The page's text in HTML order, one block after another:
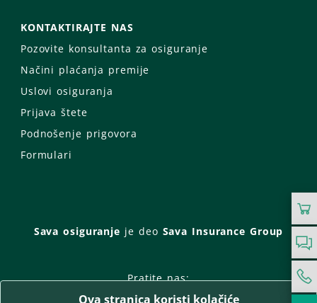
KONTAKTIRAJTE NAS
Pozovite konsultanta za osiguranje
Načini plaćanja premije
Uslovi osiguranja
Prijava štete
Podnošenje prigovora
Formulari
Sava osiguranje je deo Sava Insurance Group
Pratite nas:
Ova stranica koristi kolačiće